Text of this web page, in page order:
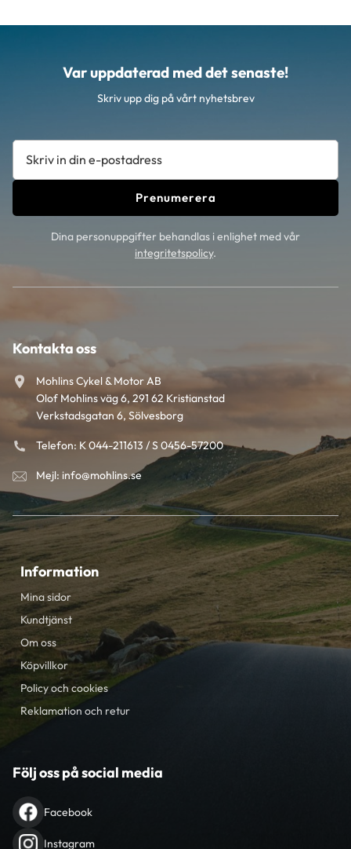
Var uppdaterad med det senaste!
Skriv upp dig på vårt nyhetsbrev
Prenumerera
Dina personuppgifter behandlas i enlighet med vår
integritetspolicy.
Kontakta oss
Mohlins Cykel & Motor AB
Olof Mohlins väg 6, 291 62 Kristianstad
Verkstadsgatan 6, Sölvesborg
Telefon: K 044-211613 / S 0456-57200
Mejl: info@mohlins.se
Information
Mina sidor
Kundtjänst
Om oss
Köpvillkor
Policy och cookies
Reklamation och retur
Följ oss på social media
Facebook
Instagram